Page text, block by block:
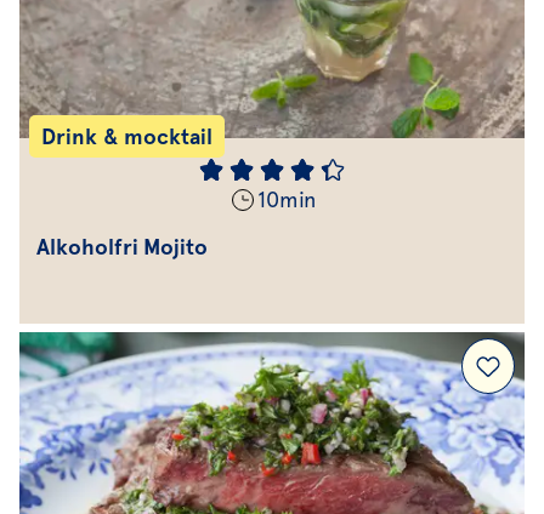
Drink & mocktail
10min
Alkoholfri Mojito